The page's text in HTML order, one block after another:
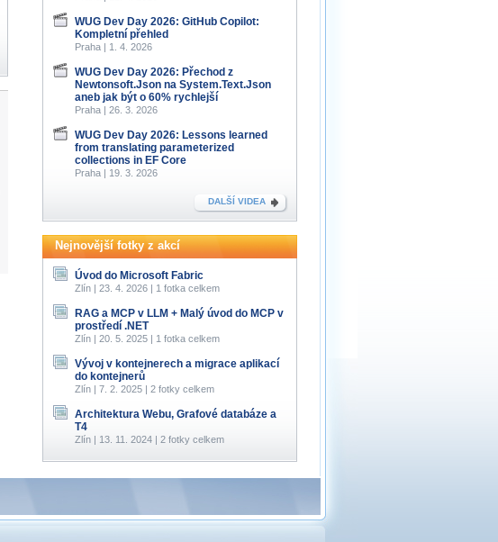
WUG Dev Day 2026: GitHub Copilot:
Kompletní přehled
Praha | 1. 4. 2026
WUG Dev Day 2026: Přechod z
Newtonsoft.Json na System.Text.Json
aneb jak být o 60% rychlejší
Praha | 26. 3. 2026
WUG Dev Day 2026: Lessons learned
from translating parameterized
collections in EF Core
Praha | 19. 3. 2026
DALŠÍ VIDEA
Nejnovější fotky z akcí
Úvod do Microsoft Fabric
Zlín | 23. 4. 2026 | 1 fotka celkem
RAG a MCP v LLM + Malý úvod do MCP v
prostředí .NET
Zlín | 20. 5. 2025 | 1 fotka celkem
Vývoj v kontejnerech a migrace aplikací
do kontejnerů
Zlín | 7. 2. 2025 | 2 fotky celkem
Architektura Webu, Grafové databáze a
T4
Zlín | 13. 11. 2024 | 2 fotky celkem